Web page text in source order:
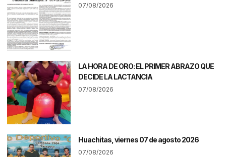
07/08/2026
LA HORA DE ORO: EL PRIMER ABRAZO QUE
DECIDE LA LACTANCIA
07/08/2026
Huachitas, viernes 07 de agosto 2026
07/08/2026